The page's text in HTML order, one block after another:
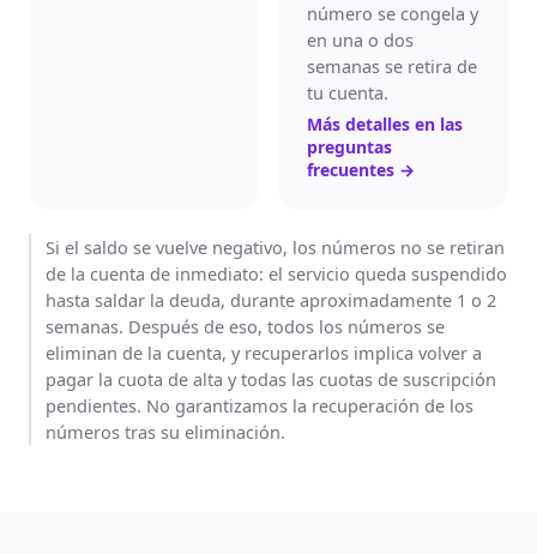
número se congela y
en una o dos
semanas se retira de
tu cuenta.
Más detalles en las
preguntas
frecuentes →
Si el saldo se vuelve negativo, los números no se retiran
de la cuenta de inmediato: el servicio queda suspendido
hasta saldar la deuda, durante aproximadamente 1 o 2
semanas. Después de eso, todos los números se
eliminan de la cuenta, y recuperarlos implica volver a
pagar la cuota de alta y todas las cuotas de suscripción
pendientes. No garantizamos la recuperación de los
números tras su eliminación.